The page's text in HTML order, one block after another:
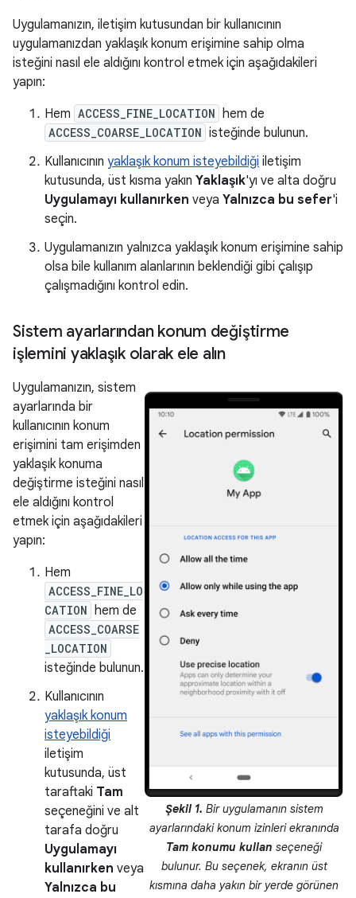
Uygulamanızın, iletişim kutusundan bir kullanıcının
uygulamanızdan yaklaşık konum erişimine sahip olma
isteğini nasıl ele aldığını kontrol etmek için aşağıdakileri
yapın:
Hem ACCESS_FINE_LOCATION hem de
ACCESS_COARSE_LOCATION isteğinde bulunun.
Kullanıcının yaklaşık konum isteyebildiği iletişim
kutusunda, üst kısma yakın Yaklaşık'yı ve alta doğru
Uygulamayı kullanırken veya Yalnızca bu sefer'i
seçin.
Uygulamanızın yalnızca yaklaşık konum erişimine sahip
olsa bile kullanım alanlarının beklendiği gibi çalışıp
çalışmadığını kontrol edin.
Sistem ayarlarından konum değiştirme
işlemini yaklaşık olarak ele alın
Şekil 1. Bir uygulamanın sistem
ayarlarındaki konum izinleri ekranında
Tam konumu kullan seçeneği
bulunur. Bu seçenek, ekranın üst
kısmına daha yakın bir yerde görünen
Uygulamanızın, sistem
ayarlarında bir
kullanıcının konum
erişimini tam erişimden
yaklaşık konuma
değiştirme isteğini nasıl
ele aldığını kontrol
etmek için aşağıdakileri
yapın:
Hem
ACCESS_FINE_LO
CATION hem de
ACCESS_COARSE
_LOCATION
isteğinde bulunun.
Kullanıcının
yaklaşık konum
isteyebildiği
iletişim
kutusunda, üst
taraftaki Tam
seçeneğini ve alt
tarafa doğru
Uygulamayı
kullanırken veya
Yalnızca bu